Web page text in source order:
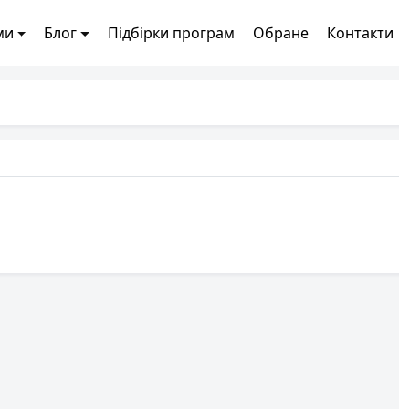
Блог Підбірки програм Обране Контакти